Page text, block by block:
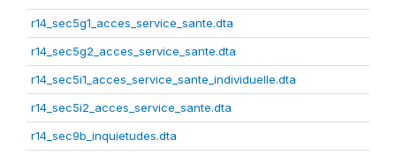
r14_sec5g1_acces_service_sante.dta
r14_sec5g2_acces_service_sante.dta
r14_sec5i1_acces_service_sante_individuelle.dta
r14_sec5i2_acces_service_sante.dta
r14_sec9b_inquietudes.dta